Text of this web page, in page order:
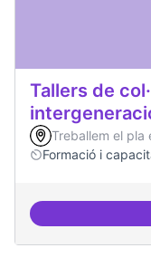
Tallers de
Treballem el pla
Formació i